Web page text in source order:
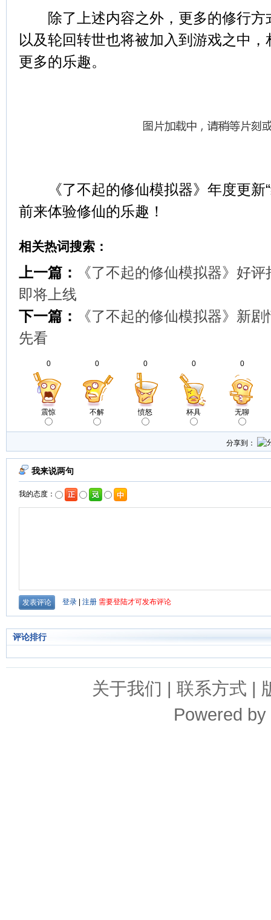
除了上述内容之外，更多的修行方
以及轮回转世也将被加入到游戏之中
更多的乐趣。
《了不起的修仙模拟器》年度更新“
前来体验修仙的乐趣！
相关热词搜索：
上一篇：
《了不起的修仙模拟器》好
即将上线
下一篇：
《了不起的修仙模拟器》新
先看
0
震惊
0
不解
0
愤怒
0
杯具
0
无聊
分享到：
评论排行
关于我们 | 联系方式 |
Powered by